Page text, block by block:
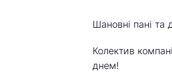
Шановні пані та
Колектив
днем!